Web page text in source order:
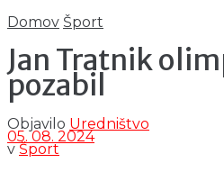
Domov Šport
Jan Tratnik
pozabil
Objavilo Uredništvo
05. 08. 2024
v Šport